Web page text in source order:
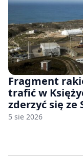
Fragment
trafić w
zderzyć się ze
prędkością
5 sie 2026